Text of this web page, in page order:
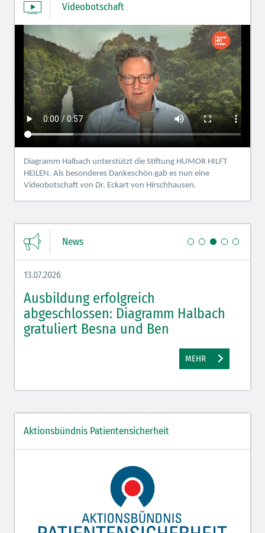
Videobotschaft
Diagramm Halbach unterstützt die Stiftung HUMOR HILFT
HEILEN. Als besonderes Dankeschön gab es nun eine
Videobotschaft von Dr. Eckart von Hirschhausen.
News
13.07.2026
Ausbildung erfolgreich
abgeschlossen: Diagramm Halbach
gratuliert Besna und Ben
MEHR
Aktionsbündnis Patientensicherheit